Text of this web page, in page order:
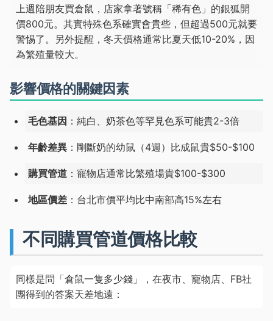
上週陪朋友買倉鼠，店家拿著號稱「稀有色」的銀狐開
價800元。其實特殊色系確實會貴些，但超過500元就要
警惕了。另外提醒，冬天價格通常比夏天低10-20%，因
為繁殖量較大。
影響價格的關鍵因素
毛色基因 ：純白、奶茶色等罕見色系可能貴2-3倍
年齡差異 ：剛斷奶的幼鼠（4週）比成鼠貴$50-$100
購買管道 ：寵物店通常比繁殖場貴$100-$300
地區價差 ：台北市價平均比中南部高15%左右
不同購買管道價格比較
同樣是問「倉鼠一隻多少錢」，在夜市、寵物店、FB社
團得到的答案天差地遠：